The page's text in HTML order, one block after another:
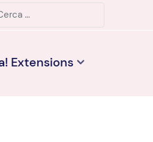
lingua
Cerca
Extensions